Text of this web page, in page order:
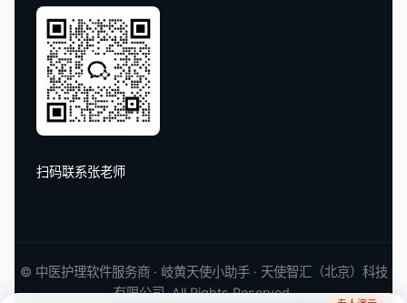
扫码联系张老师
© 中医护理软件服务商 · 岐黄天使小助手 · 天使智汇（北京）科技
有限公司. All Rights Reserved.